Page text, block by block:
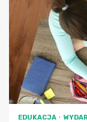
EDUKACJA